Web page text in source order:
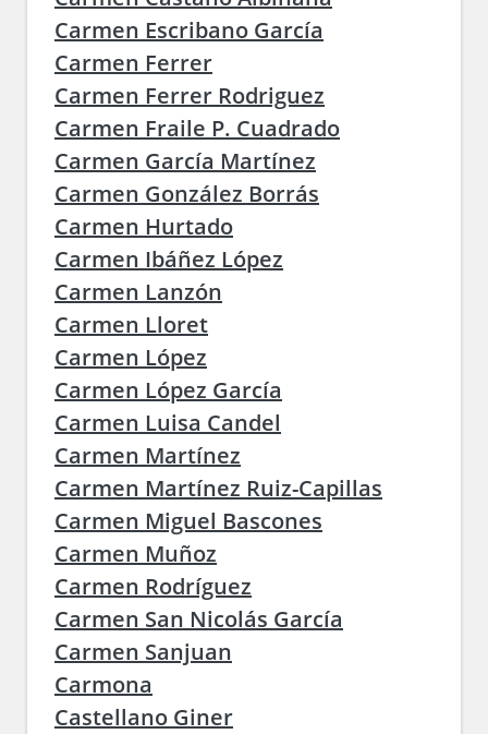
Carmen Escribano García
Carmen Ferrer
Carmen Ferrer Rodriguez
Carmen Fraile P. Cuadrado
Carmen García Martínez
Carmen González Borrás
Carmen Hurtado
Carmen Ibáñez López
Carmen Lanzón
Carmen Lloret
Carmen López
Carmen López García
Carmen Luisa Candel
Carmen Martínez
Carmen Martínez Ruiz-Capillas
Carmen Miguel Bascones
Carmen Muñoz
Carmen Rodríguez
Carmen San Nicolás García
Carmen Sanjuan
Carmona
Castellano Giner